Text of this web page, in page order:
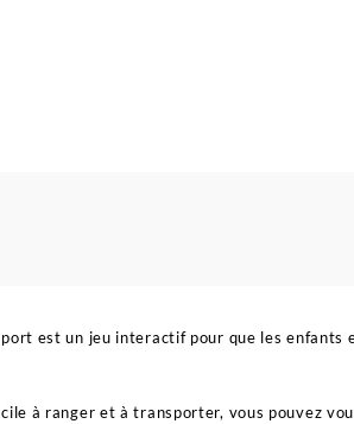
est un jeu interactif pour que les enfants
à ranger et à transporter, vous pouvez